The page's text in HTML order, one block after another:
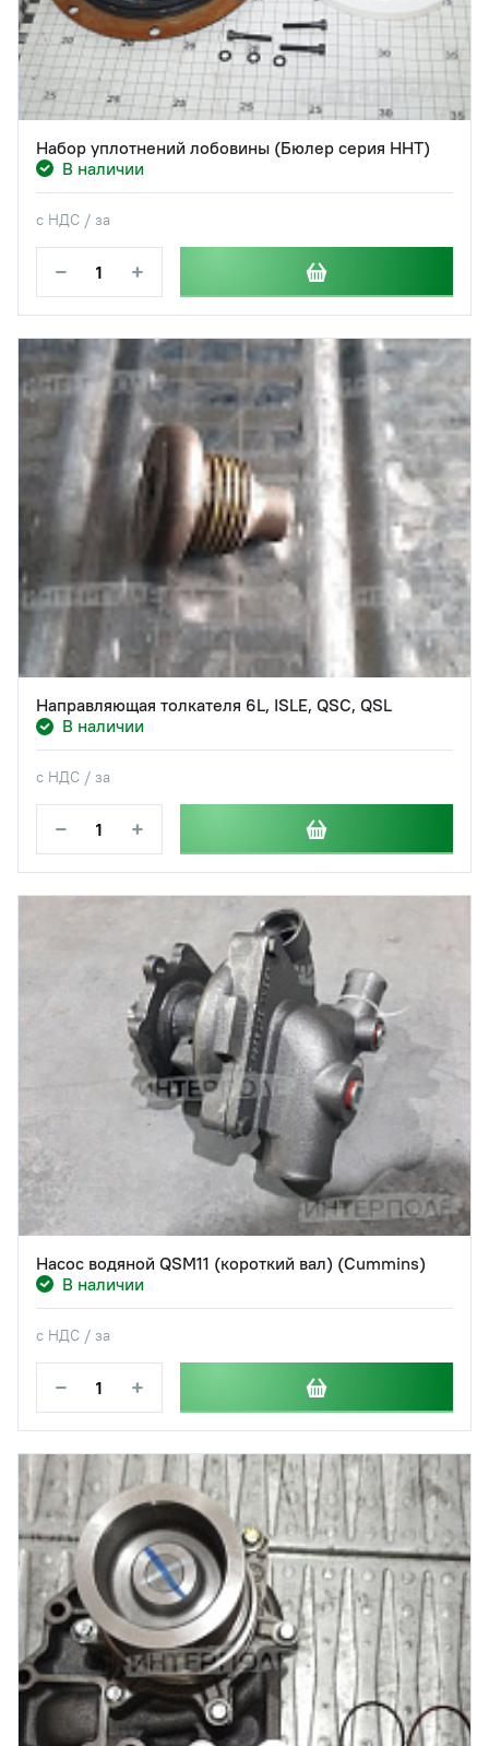
Набор уплотнений лобовины (Бюлер серия HHT)
В наличии
с НДС / за
− +
Направляющая толкателя 6L, ISLE, QSC, QSL
В наличии
с НДС / за
− +
Насос водяной QSM11 (короткий вал) (Cummins)
В наличии
с НДС / за
− +